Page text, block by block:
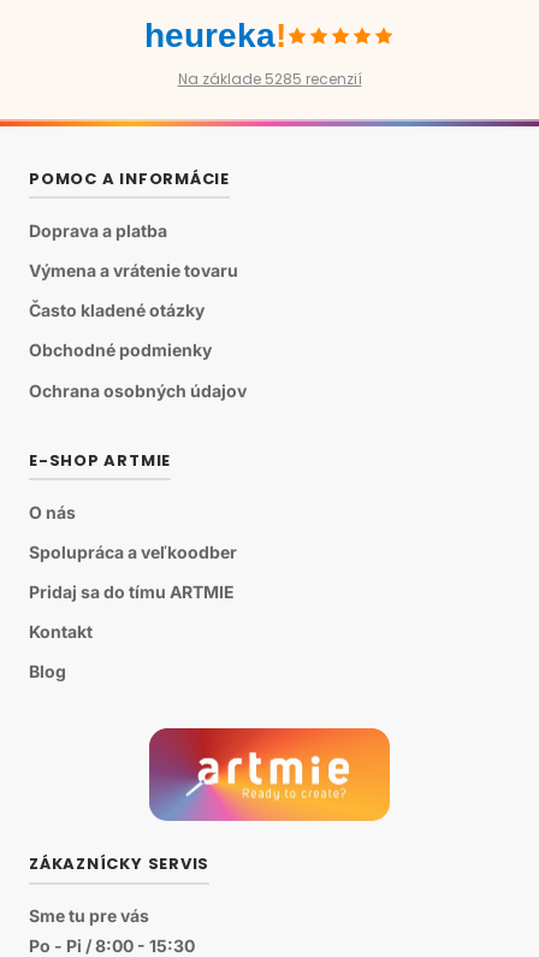
heureka!
Na základe 5285 recenzií
POMOC A INFORMÁCIE
Doprava a platba
Výmena a vrátenie tovaru
Často kladené otázky
Obchodné podmienky
Ochrana osobných údajov
E-SHOP ARTMIE
O nás
Spolupráca a veľkoodber
Pridaj sa do tímu ARTMIE
Kontakt
Blog
ZÁKAZNÍCKY SERVIS
Sme tu pre vás
Po - Pi / 8:00 - 15:30